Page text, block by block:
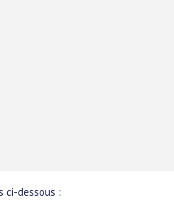
ci-dessous :